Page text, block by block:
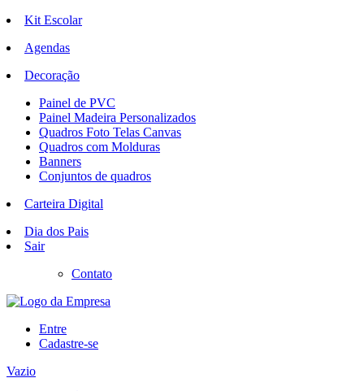
Kit Escolar
Agendas
Decoração
Painel de PVC
Painel Madeira Personalizados
Quadros Foto Telas Canvas
Quadros com Molduras
Banners
Conjuntos de quadros
Carteira Digital
Dia dos Pais
Sair
Contato
Entre
Cadastre-se
Vazio